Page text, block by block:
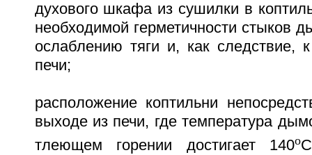
духового шкафа из сушилки в
необходимой герметичности стыков
ослаблению тяги и, как следствие,
печи;
расположение коптильни
выходе из печи, где температура
тлеющем горении достигает 140o